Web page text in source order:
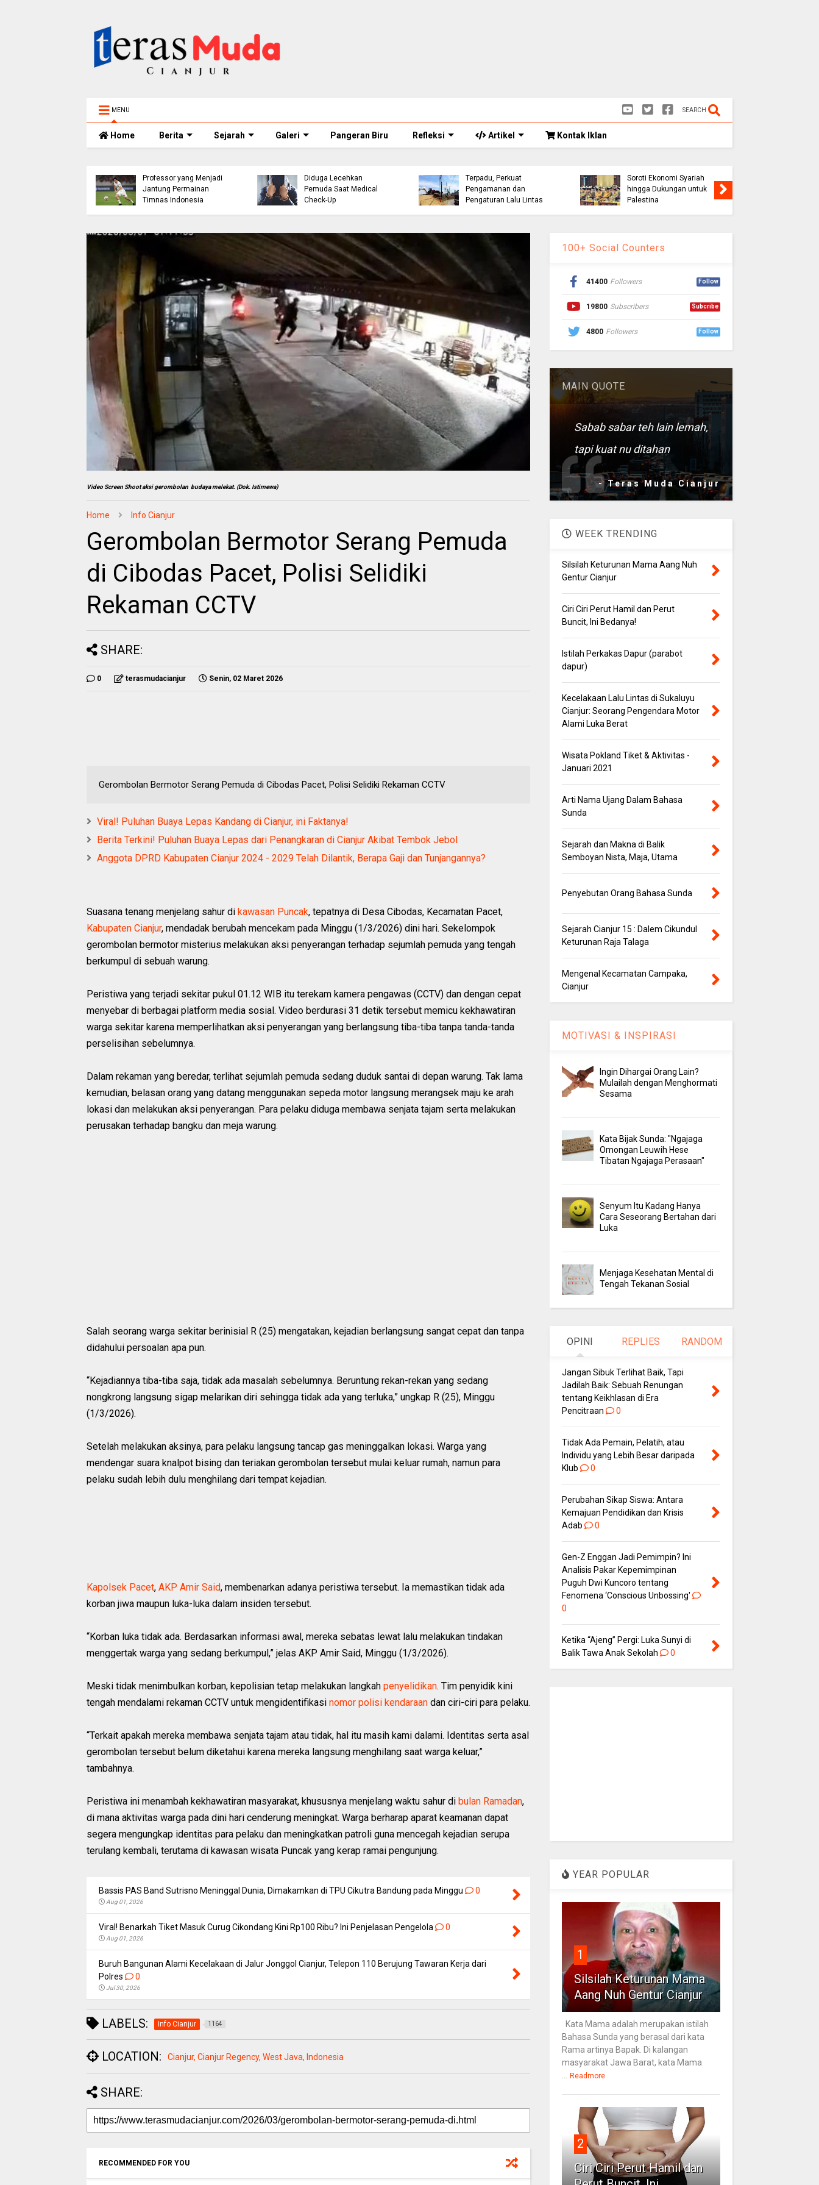
MENU SEARCH
Home Berita Sejarah Galeri Pangeran Biru Refleksi Artikel Kontak Iklan
Professor yang Menjadi
Jantung Permainan
Timnas Indonesia
Diduga Lecehkan
Pemuda Saat Medical
Check-Up
Terpadu, Perkuat
Pengamanan dan
Pengaturan Lalu Lintas
Soroti Ekonomi Syariah
hingga Dukungan untuk
Palestina
Video Screen Shoot aksi gerombolan budaya melekat. (Dok. Istimewa)
Home Info Cianjur
Gerombolan Bermotor Serang Pemuda
di Cibodas Pacet, Polisi Selidiki
Rekaman CCTV
SHARE:
0 terasmudacianjur Senin, 02 Maret 2026
Gerombolan Bermotor Serang Pemuda di Cibodas Pacet, Polisi Selidiki Rekaman CCTV
Viral! Puluhan Buaya Lepas Kandang di Cianjur, ini Faktanya!
Berita Terkini! Puluhan Buaya Lepas dari Penangkaran di Cianjur Akibat Tembok Jebol
Anggota DPRD Kabupaten Cianjur 2024 - 2029 Telah Dilantik, Berapa Gaji dan Tunjangannya?
Suasana tenang menjelang sahur di kawasan Puncak, tepatnya di Desa Cibodas, Kecamatan Pacet,
Kabupaten Cianjur, mendadak berubah mencekam pada Minggu (1/3/2026) dini hari. Sekelompok
gerombolan bermotor misterius melakukan aksi penyerangan terhadap sejumlah pemuda yang tengah
berkumpul di sebuah warung.
Peristiwa yang terjadi sekitar pukul 01.12 WIB itu terekam kamera pengawas (CCTV) dan dengan cepat
menyebar di berbagai platform media sosial. Video berdurasi 31 detik tersebut memicu kekhawatiran
warga sekitar karena memperlihatkan aksi penyerangan yang berlangsung tiba-tiba tanpa tanda-tanda
perselisihan sebelumnya.
Dalam rekaman yang beredar, terlihat sejumlah pemuda sedang duduk santai di depan warung. Tak lama
kemudian, belasan orang yang datang menggunakan sepeda motor langsung merangsek maju ke arah
lokasi dan melakukan aksi penyerangan. Para pelaku diduga membawa senjata tajam serta melakukan
perusakan terhadap bangku dan meja warung.
Salah seorang warga sekitar berinisial R (25) mengatakan, kejadian berlangsung sangat cepat dan tanpa
didahului persoalan apa pun.
“Kejadiannya tiba-tiba saja, tidak ada masalah sebelumnya. Beruntung rekan-rekan yang sedang
nongkrong langsung sigap melarikan diri sehingga tidak ada yang terluka,” ungkap R (25), Minggu
(1/3/2026).
Setelah melakukan aksinya, para pelaku langsung tancap gas meninggalkan lokasi. Warga yang
mendengar suara knalpot bising dan teriakan gerombolan tersebut mulai keluar rumah, namun para
pelaku sudah lebih dulu menghilang dari tempat kejadian.
Kapolsek Pacet, AKP Amir Said, membenarkan adanya peristiwa tersebut. Ia memastikan tidak ada
korban jiwa maupun luka-luka dalam insiden tersebut.
“Korban luka tidak ada. Berdasarkan informasi awal, mereka sebatas lewat lalu melakukan tindakan
menggertak warga yang sedang berkumpul,” jelas AKP Amir Said, Minggu (1/3/2026).
Meski tidak menimbulkan korban, kepolisian tetap melakukan langkah penyelidikan. Tim penyidik kini
tengah mendalami rekaman CCTV untuk mengidentifikasi nomor polisi kendaraan dan ciri-ciri para pelaku.
“Terkait apakah mereka membawa senjata tajam atau tidak, hal itu masih kami dalami. Identitas serta asal
gerombolan tersebut belum diketahui karena mereka langsung menghilang saat warga keluar,”
tambahnya.
Peristiwa ini menambah kekhawatiran masyarakat, khususnya menjelang waktu sahur di bulan Ramadan,
di mana aktivitas warga pada dini hari cenderung meningkat. Warga berharap aparat keamanan dapat
segera mengungkap identitas para pelaku dan meningkatkan patroli guna mencegah kejadian serupa
terulang kembali, terutama di kawasan wisata Puncak yang kerap ramai pengunjung.
Bassis PAS Band Sutrisno Meninggal Dunia, Dimakamkan di TPU Cikutra Bandung pada Minggu 0
Aug 01, 2026
Viral! Benarkah Tiket Masuk Curug Cikondang Kini Rp100 Ribu? Ini Penjelasan Pengelola 0
Aug 01, 2026
Buruh Bangunan Alami Kecelakaan di Jalur Jonggol Cianjur, Telepon 110 Berujung Tawaran Kerja dari
Polres
0
Jul 30, 2026
LABELS: Info Cianjur 1164
LOCATION: Cianjur, Cianjur Regency, West Java, Indonesia
SHARE:
RECOMMENDED FOR YOU
100+ Social Counters
41400 Followers Follow
19800 Subscribers Subcribe
4800 Followers Follow
MAIN QUOTE
Sabab sabar teh lain lemah,
tapi kuat nu ditahan
- Teras Muda Cianjur
WEEK TRENDING
Silsilah Keturunan Mama Aang Nuh
Gentur Cianjur
Ciri Ciri Perut Hamil dan Perut
Buncit, Ini Bedanya!
Istilah Perkakas Dapur (parabot
dapur)
Kecelakaan Lalu Lintas di Sukaluyu
Cianjur: Seorang Pengendara Motor
Alami Luka Berat
Wisata Pokland Tiket & Aktivitas -
Januari 2021
Arti Nama Ujang Dalam Bahasa
Sunda
Sejarah dan Makna di Balik
Semboyan Nista, Maja, Utama
Penyebutan Orang Bahasa Sunda
Sejarah Cianjur 15 : Dalem Cikundul
Keturunan Raja Talaga
Mengenal Kecamatan Campaka,
Cianjur
MOTIVASI & INSPIRASI
Ingin Dihargai Orang Lain?
Mulailah dengan Menghormati
Sesama
Kata Bijak Sunda: "Ngajaga
Omongan Leuwih Hese
Tibatan Ngajaga Perasaan"
Senyum Itu Kadang Hanya
Cara Seseorang Bertahan dari
Luka
Menjaga Kesehatan Mental di
Tengah Tekanan Sosial
OPINI REPLIES RANDOM
Jangan Sibuk Terlihat Baik, Tapi
Jadilah Baik: Sebuah Renungan
tentang Keikhlasan di Era
Pencitraan
0
Tidak Ada Pemain, Pelatih, atau
Individu yang Lebih Besar daripada
Klub
0
Perubahan Sikap Siswa: Antara
Kemajuan Pendidikan dan Krisis
Adab
0
Gen-Z Enggan Jadi Pemimpin? Ini
Analisis Pakar Kepemimpinan
Puguh Dwi Kuncoro tentang
Fenomena ‘Conscious Unbossing'
0
Ketika “Ajeng” Pergi: Luka Sunyi di
Balik Tawa Anak Sekolah
0
YEAR POPULAR
1
Silsilah Keturunan Mama
Aang Nuh Gentur Cianjur
Kata Mama adalah merupakan istilah
Bahasa Sunda yang berasal dari kata
Rama artinya Bapak. Di kalangan
masyarakat Jawa Barat, kata Mama
... Readmore
2
Ciri Ciri Perut Hamil dan